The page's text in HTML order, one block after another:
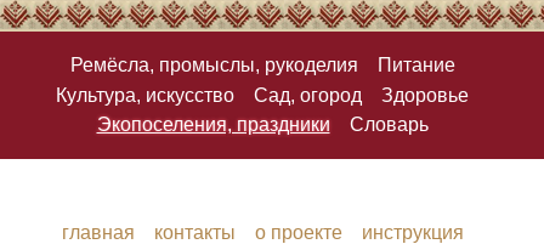
Ремёсла, промыслы, рукоделия
Питание
Культура, искусство
Сад, огород
Здоровье
Экопоселения, праздники
Словарь
главная контакты о проекте инструкция